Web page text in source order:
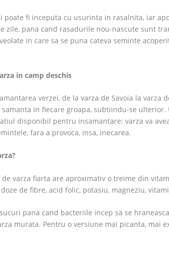
poate fi inceputa cu usurinta in rasalnita, iar
zile, pana cand rasadurile nou-nascute sunt
in care sa se puna cateva seminte
in camp deschis
verzei, de la varza de Savoia la varza
in fiecare groapa, subtiindu-se
disponibil pentru insamantare: varza va
fara a provoca, insa, inecarea.
varza fiarta are aproximativ o treime din
de fibre, acid folic, potasiu, magneziu,
pana cand bacteriile incep sa se
murata. Pentru o versiune mai picanta, mai